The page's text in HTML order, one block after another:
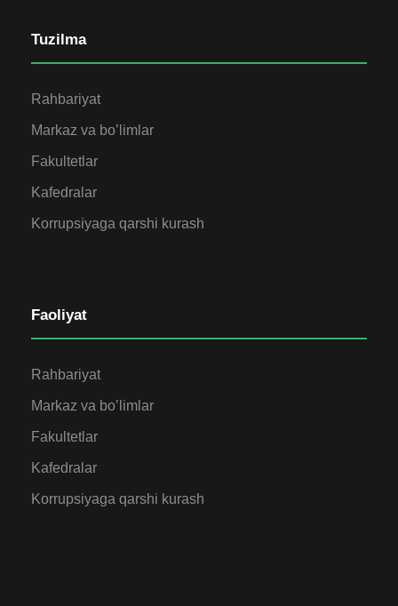
Tuzilma
Rahbariyat
Markaz va bo’limlar
Fakultetlar
Kafedralar
Korrupsiyaga qarshi kurash
Faoliyat
Rahbariyat
Markaz va bo’limlar
Fakultetlar
Kafedralar
Korrupsiyaga qarshi kurash